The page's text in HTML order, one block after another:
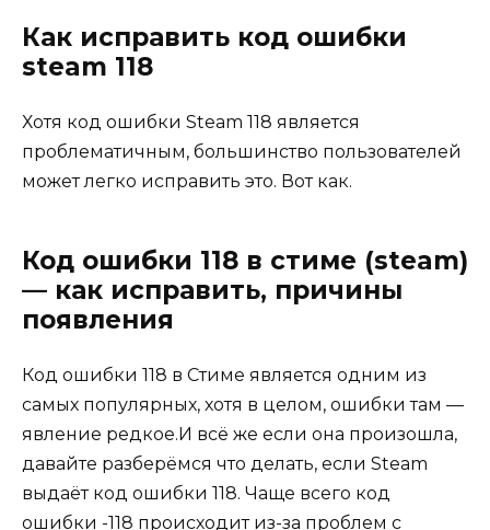
Как исправить код ошибки
steam 118
Хотя код ошибки Steam 118 является
проблематичным, большинство пользователей
может легко исправить это. Вот как.
Код ошибки 118 в стиме (steam)
— как исправить, причины
появления
Код ошибки 118 в Стиме является одним из
самых популярных, хотя в целом, ошибки там —
явление редкое.И всё же если она произошла,
давайте разберёмся что делать, если Steam
выдаёт код ошибки 118. Чаще всего код
ошибки -118 происходит из-за проблем с